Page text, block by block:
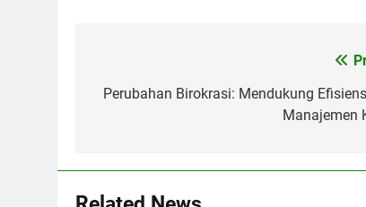
navigation
Perubahan Birokrasi: Mendukung
Manajemen